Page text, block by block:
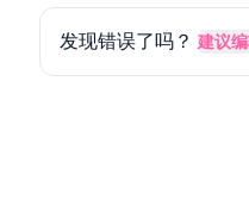
发现错误了吗？ 建议